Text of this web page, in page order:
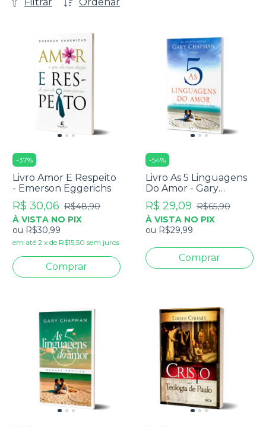
-37%
Livro Amor E Respeito
- Emerson Eggerichs
R$ 30,06 R$48,90
À VISTA NO PIX
ou R$30,99
em até 2 x de R$15,50 sem juros
-54%
Livro As 5 Linguagens
Do Amor - Gary
Chapman
R$ 29,09 R$65,90
À VISTA NO PIX
ou R$29,99